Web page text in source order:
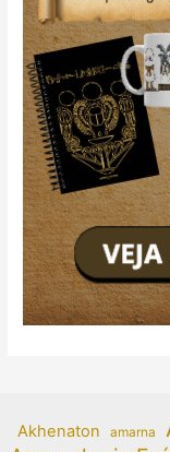
Akhenaton amarna